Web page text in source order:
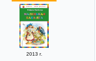
2013 г.